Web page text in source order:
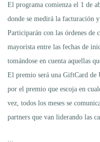
El programa comienza el 1 de
donde se medirá la facturación
Participarán con las órdenes de
mayorista entre las fechas de
tomándose en cuenta aquellas
El premio será una GiftCard de
por el premio que escoja en
vez, todos los meses se
partners que van liderando las